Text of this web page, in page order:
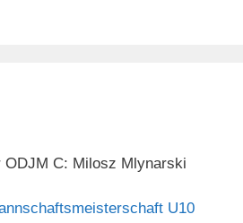
ODJM C: Milosz Mlynarski
U10